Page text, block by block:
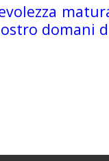
domani